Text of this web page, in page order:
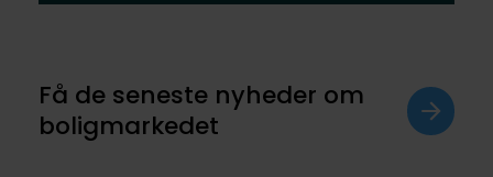
Få de seneste nyheder om
boligmarkedet